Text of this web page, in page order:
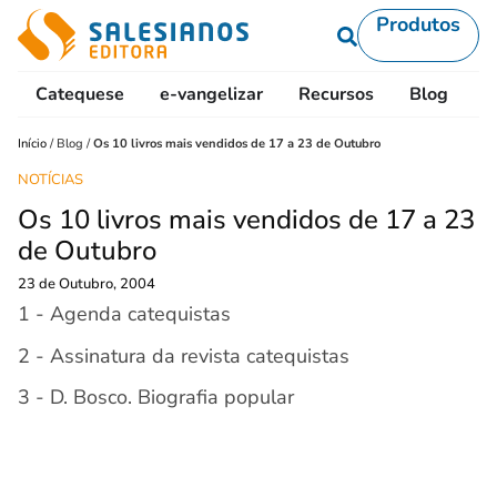
Produtos
Catequese e-vangelizar Recursos Blog
Início / Blog /Os 10 livros mais vendidos de 17 a 23 de Outubro
NOTÍCIAS
Os 10 livros mais vendidos de 17 a 23
de Outubro
23 de Outubro, 2004
1 - Agenda catequistas
2 - Assinatura da revista catequistas
3 - D. Bosco. Biografia popular